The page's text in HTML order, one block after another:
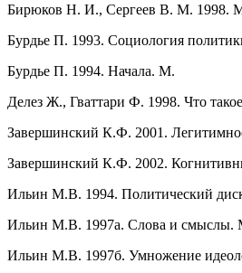
Бирюков Н. И., Сергеев В. М. 1998.
Бурдье П. 1993. Социология
Бурдье П. 1994. Начала. М.
Делез Ж., Гваттари Ф. 1998. Что
Завершинский К.Ф. 2001.
Завершинский К.Ф. 2002.
Ильин М.В. 1994. Политический
Ильин М.В. 1997a. Слова и смыслы.
Ильин М.В. 1997б. Умножение